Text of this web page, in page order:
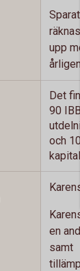
räknas
upp
årligen.
Det
90
och
en
samt